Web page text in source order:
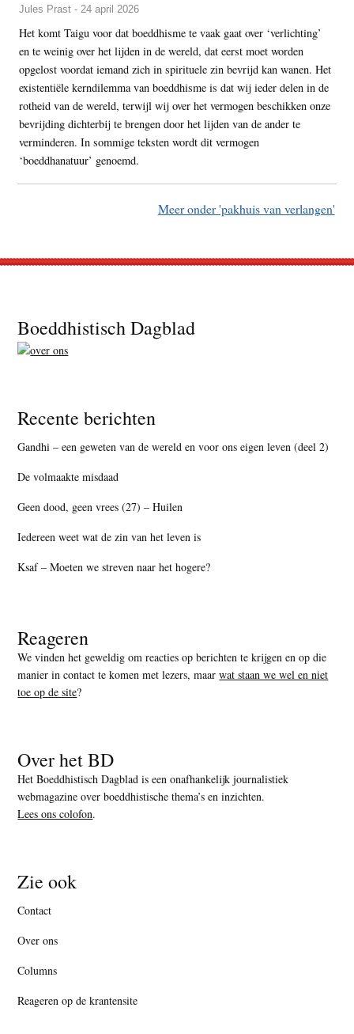
Jules Prast - 24 april 2026
Het komt Taigu voor dat boeddhisme te vaak gaat over ‘verlichting’
en te weinig over het lijden in de wereld, dat eerst moet worden
opgelost voordat iemand zich in spirituele zin bevrijd kan wanen. Het
existentiële kerndilemma van boeddhisme is dat wij ieder delen in de
rotheid van de wereld, terwijl wij over het vermogen beschikken onze
bevrijding dichterbij te brengen door het lijden van de ander te
verminderen. In sommige teksten wordt dit vermogen
‘boeddhanatuur’ genoemd.
Meer onder 'pakhuis van verlangen'
Footer
Boeddhistisch Dagblad
Recente berichten
Gandhi – een geweten van de wereld en voor ons eigen leven (deel 2)
De volmaakte misdaad
Geen dood, geen vrees (27) – Huilen
Iedereen weet wat de zin van het leven is
Ksaf – Moeten we streven naar het hogere?
Reageren
We vinden het geweldig om reacties op berichten te krijgen en op die
manier in contact te komen met lezers, maarwat staan we wel en niet
toe op de site?
Over het BD
Het Boeddhistisch Dagblad is een onafhankelijk journalistiek
webmagazine over boeddhistische thema’s en inzichten.
Lees ons colofon.
Zie ook
Contact
Over ons
Columns
Reageren op de krantensite